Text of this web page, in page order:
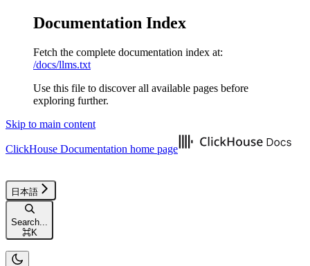
Documentation Index
Fetch the complete documentation index at:
/docs/llms.txt
Use this file to discover all available pages before
exploring further.
Skip to main content
ClickHouse Documentation home page
日本語
Search...
⌘K